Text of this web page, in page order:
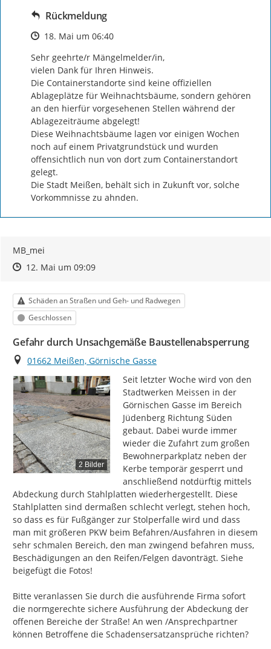
Rückmeldung
Zeitpunkt des Erstellens
18. Mai um 06:40
Sehr geehrte/r Mängelmelder/in,
vielen Dank für Ihren Hinweis.
Die Containerstandorte sind keine offiziellen
Ablageplätze für Weihnachtsbäume, sondern gehören
an den hierfür vorgesehenen Stellen während der
Ablagezeiträume abgelegt!
Diese Weihnachtsbäume lagen vor einigen Wochen
noch auf einem Privatgrundstück und wurden
offensichtlich nun von dort zum Containerstandort
gelegt.
Die Stadt Meißen, behält sich in Zukunft vor, solche
Vorkommnisse zu ahnden.
MB_mei
Zeitpunkt des Erstellens
Zeitpunkt des Erstellens
12. Mai um 09:09Zur Äußerung
Kategorie
Schäden an Straßen und Geh- und Radwegen
Status
Geschlossen
Gefahr durch Unsachgemäße Baustellenabsperrung
Ort
01662 Meißen, Görnische Gasse
2 Bilder
Seit letzter Woche wird von den
Stadtwerken Meissen in der
Görnischen Gasse im Bereich
Jüdenberg Richtung Süden
gebaut. Dabei wurde immer
wieder die Zufahrt zum großen
Bewohnerparkplatz neben der
Kerbe temporär gesperrt und
anschließend notdürftig mittels
Abdeckung durch Stahlplatten wiederhergestellt. Diese
Stahlplatten sind dermaßen schlecht verlegt, stehen hoch,
so dass es für Fußgänger zur Stolperfalle wird und dass
man mit größeren PKW beim Befahren/Ausfahren in diesem
sehr schmalen Bereich, den man zwingend befahren muss,
Beschädigungen an den Reifen/Felgen davonträgt. Siehe
beigefügt die Fotos!
Bitte veranlassen Sie durch die ausführende Firma sofort
die normgerechte sichere Ausführung der Abdeckung der
offenen Bereiche der Straße! An wen /Ansprechpartner
können Betroffene die Schadensersatzansprüche richten?